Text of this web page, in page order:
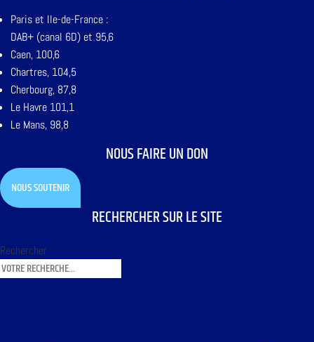
Paris et Ile-de-France :
DAB+ (canal 6D) et 95,6
Caen, 100,6
Chartres, 104,5
Cherbourg, 87,8
Le Havre 101,1
Le Mans, 98,8
NOUS FAIRE UN DON
NOUS SOUTENIR
RECHERCHER SUR LE SITE
Rechercher